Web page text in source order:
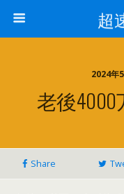
超
2024年
老後
Share